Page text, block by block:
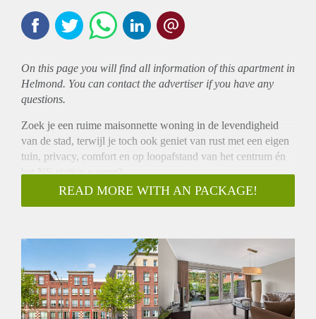
On this page you will find all information of this apartmentin
Helmond. You can contact the advertiser if you have any
questions.
Zoek je een ruime maisonnette woning in de levendigheid
van de stad, terwijl je toch ook geniet van rust met een eigen
tuin, privacy, comfort en op loopafstand van het centrum én
het NS-station wonen?
Aan de Suytboulevard in Helmond staat deze eigentijdse
hoogwaardige gemeubileerde maisonnette: een woning die
De ligging aan de Suytboulevard is een dagelijks gemak.
Tegenover de woning vind je de Lidl, hier ben je binnen een
minuut als je nog iets vergeten bent, of als je op zondag zin
hebt in lekkere warme broodjes. In enkele minuten wandel je
naar het centrum met winkels en horeca, en naar het NS-
READ MORE WITH AN PACKAGE!